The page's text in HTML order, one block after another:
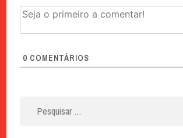
0 COMENTÁRIOS